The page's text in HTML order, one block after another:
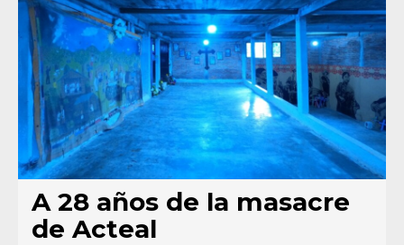
A 28 años de la masacre
de Acteal